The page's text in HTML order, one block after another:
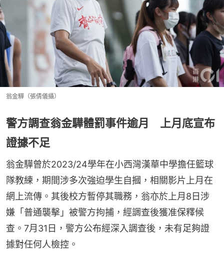
翁金驊（張倩儀攝）
警方調查翁金驊體罰事件逾月 上月底宣布
證據不足
翁金驊曾於2023/24學年在小西灣漢華中學擔任籃球
隊教練，期間涉多次強迫學生自摑，相關影片上月在
網上流傳。其後校方暫停其職務，翁亦於上月8日涉
嫌「普通襲擊」被警方拘捕，經調查後獲准保釋候
查。7月31日，警方公布經深入調查後，未有足夠證
據對任何人檢控。